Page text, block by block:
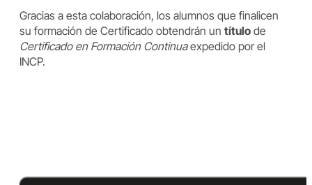
Gracias a esta colaboración, los alumnos que finalicen
su formación de Certificado obtendrán un título de
Certificado en Formación Continuaexpedido por el
INCP.